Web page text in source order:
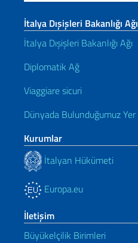
İtalya Dışişleri Bakanlığı Ağı
İtalya Dışişleri Bakanlığı Ağı
Diplomatik Ağ
Viaggiare sicuri
Dünyada Bulunduğumuz Yer
Kurumlar
İtalyan Hükümeti
Europa.eu
İletişim
Büyükelçilik Birimleri